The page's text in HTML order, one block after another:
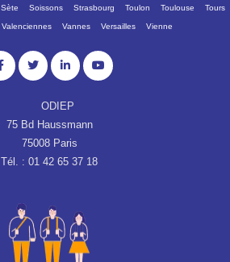
Sète Soissons Strasbourg Toulon Toulouse Tours
Valenciennes Vannes Versailles Vienne
ODIEP
75 Bd Haussmann
75008 Paris
Tél. : 01 42 65 37 18